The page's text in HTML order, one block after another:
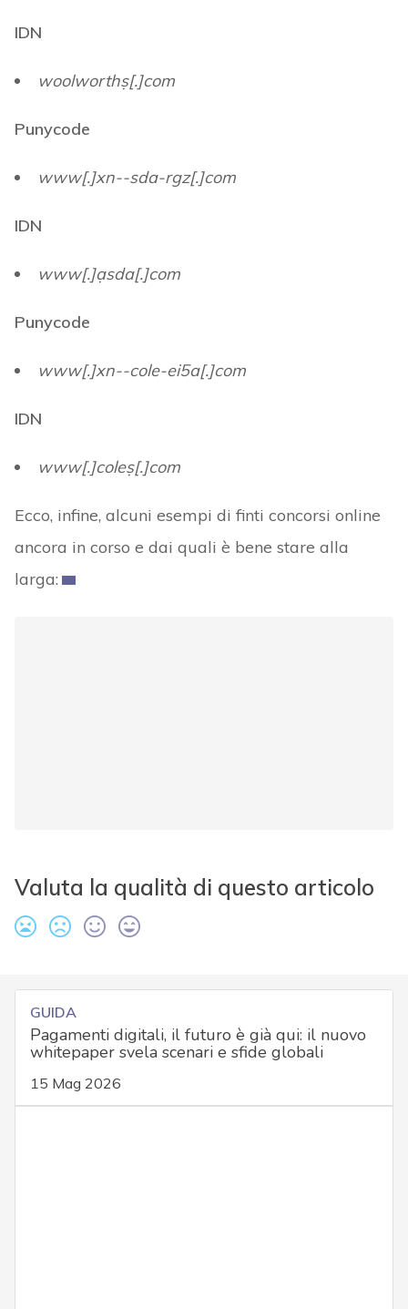
IDN
woolworthṣ[.]com
Punycode
www[.]xn--sda-rgz[.]com
IDN
www[.]ạsda[.]com
Punycode
www[.]xn--cole-ei5a[.]com
IDN
www[.]coleṣ[.]com
Ecco, infine, alcuni esempi di finti concorsi online
ancora in corso e dai quali è bene stare alla
larga:
Valuta la qualità di questo articolo
GUIDA
Pagamenti digitali, il futuro è già qui: il nuovo
whitepaper svela scenari e sfide globali
15 Mag 2026